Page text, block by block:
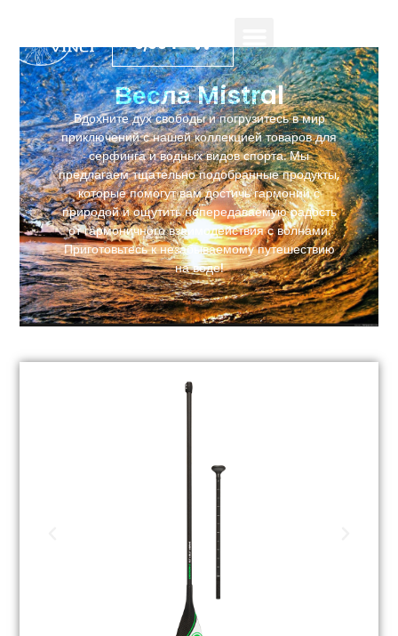
0,00₽
Весла Mistral
Вдохните дух свободы и погрузитесь в мир
приключений с нашей коллекцией товаров для
серфинга и водных видов спорта. Мы
предлагаем тщательно подобранные продукты,
которые помогут вам достичь гармонии с
природой и ощутить непередаваемую радость
от гармоничного взаимодействия с волнами.
Приготовьтесь к незабываемому путешествию
на воде!